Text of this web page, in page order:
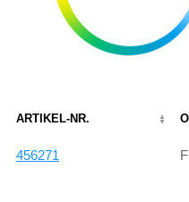
ARTIKEL-NR.
456271